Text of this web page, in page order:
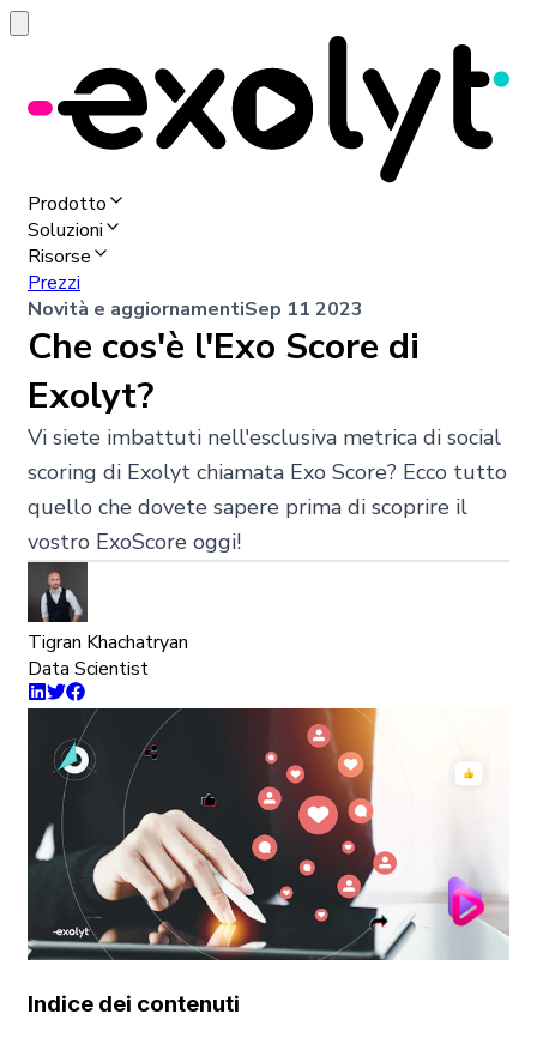
Prodotto
Soluzioni
Risorse
Prezzi
Novità e aggiornamentiSep 11 2023
Che cos'è l'Exo Score di
Exolyt?
Vi siete imbattuti nell'esclusiva metrica di social
scoring di Exolyt chiamata Exo Score? Ecco tutto
quello che dovete sapere prima di scoprire il
vostro ExoScore oggi!
Tigran Khachatryan
Data Scientist
Indice dei contenuti